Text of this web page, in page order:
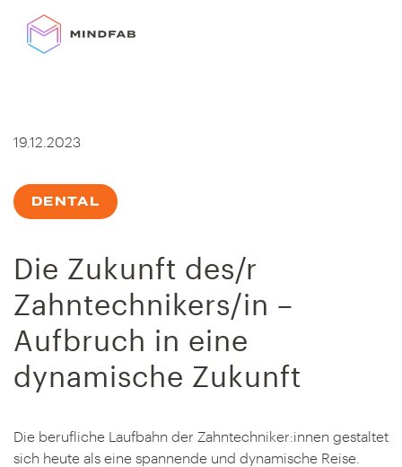
Inhalt
springen
19.12.2023
DENTAL
Die Zukunft des/r
Zahntechnikers/in –
Aufbruch in eine
dynamische Zukunft
Die berufliche Laufbahn der Zahntechniker:innen gestaltet
sich heute als eine spannende und dynamische Reise.